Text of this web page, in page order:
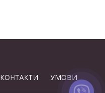
КОНТАКТИ УМОВИ